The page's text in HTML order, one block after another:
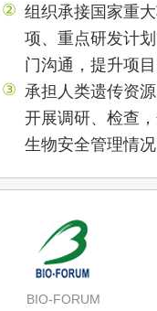
② 组织承接国家重
项、重点研发计
门沟通，提升项
③ 承担人类遗传资
开展调研、检查
生物安全管理情
BIO-FORUM